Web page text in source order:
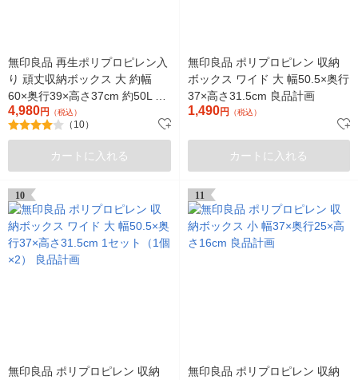
無印良品 再生ポリプロピレン入
り 頑丈収納ボックス 大 約幅
60×奥行39×高さ37cm 約50L 1
セット（1個×2） 良品計画
4,980円 （税込）
（10）
カートに入れる
無印良品 ポリプロピレン 収納
ボックス ワイド 大 幅50.5×奥行
37×高さ31.5cm 良品計画
1,490円 （税込）
カートに入れる
10
無印良品 ポリプロピレン 収納
11
無印良品 ポリプロピレン 収納